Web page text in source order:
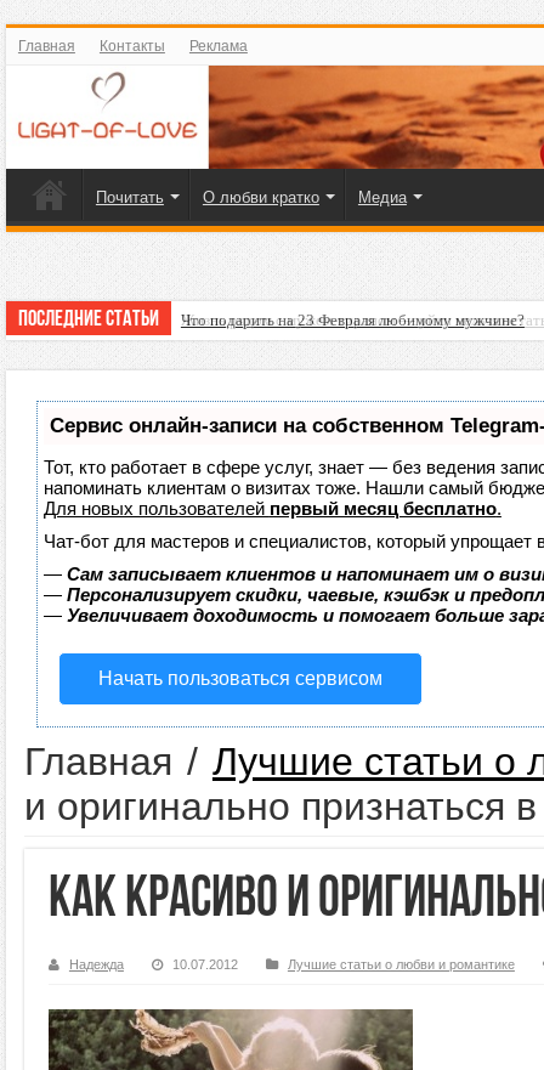
Главная Контакты Реклама
Почитать О любви кратко Медиа
Последние статьи Что подарить на 23 Февраля любимому мужчине?
Сервис онлайн-записи на собственном
Тот, кто работает в сфере услуг, знает — без ведения
напоминать клиентам о визитах тоже. Нашли самый
Для новых пользователей первый месяц бесплатно.
Чат-бот для мастеров и специалистов, который упрощает
— Сам записывает клиентов и напоминает им о
— Персонализирует скидки, чаевые, кэшбэк и
— Увеличивает доходимость и помогает больше
Начать пользоваться сервисом
Главная / Лучшие статьи о
и оригинально признаться
Как красиво и
Надежда 10.07.2012 Лучшие статьи о любви и романтике